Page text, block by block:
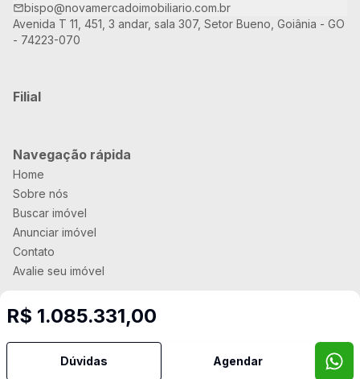
R$ 1.085.331,00
Dúvidas Agendar
bispo@novamercadoimobiliario.com.br
Avenida T 11, 451, 3 andar, sala 307, Setor Bueno, Goiânia - GO
- 74223-070
Filial
Navegação rápida
Home
Sobre nós
Buscar imóvel
Anunciar imóvel
Contato
Avalie seu imóvel
Selo de Tecnologia Loft